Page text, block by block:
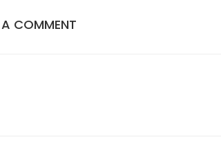
A COMMENT